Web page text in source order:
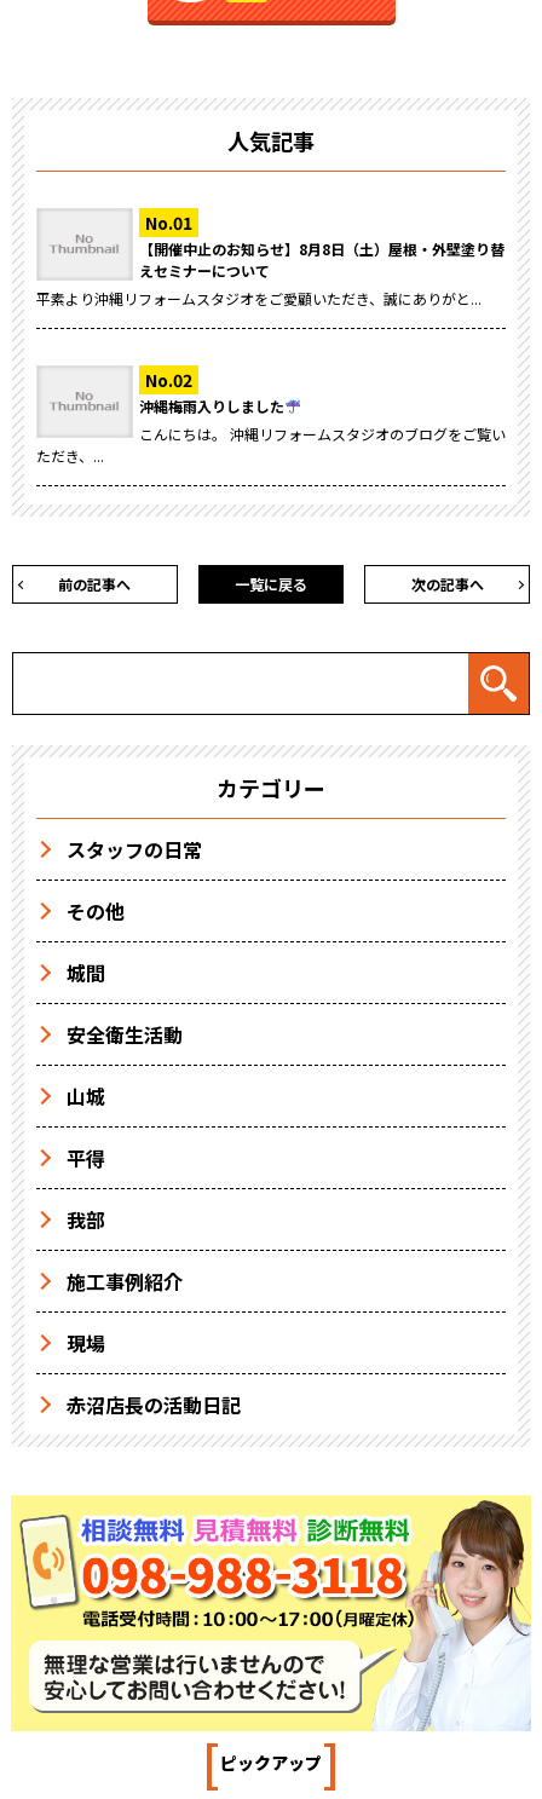
人気記事
【開催中止のお知らせ】8月8日（土）屋根・外壁塗り替
えセミナーについて
平素より沖縄リフォームスタジオをご愛顧いただき、誠にありがと...
沖縄梅雨入りしました
こんにちは。 沖縄リフォームスタジオのブログをご覧い
ただき、...
前の記事へ 次の記事へ
一覧に戻る
カテゴリー
スタッフの日常
その他
城間
安全衛生活動
山城
平得
我部
施工事例紹介
現場
赤沼店長の活動日記
[ピックアップ]